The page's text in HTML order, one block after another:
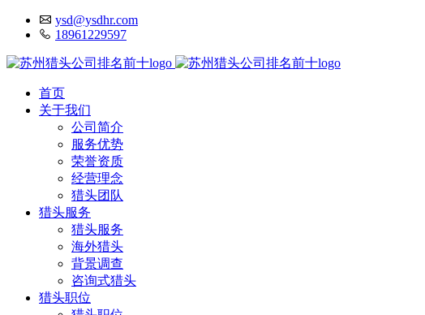
ysd@ysdhr.com
18961229597
首页
关于我们
公司简介
服务优势
荣誉资质
经营理念
猎头团队
猎头服务
猎头服务
海外猎头
背景调查
咨询式猎头
猎头职位